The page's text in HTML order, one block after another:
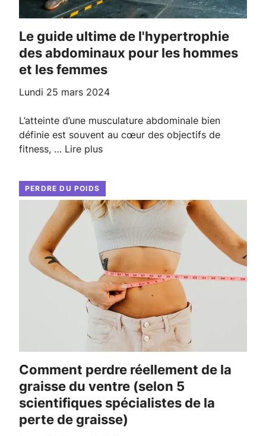
Le guide ultime de l'hypertrophie
des abdominaux pour les hommes
et les femmes
lundi 25 mars 2024
L’atteinte d’une musculature abdominale bien
définie est souvent au cœur des objectifs de
fitness, … Lire plus
PERDRE DU POIDS
Comment perdre réellement de la
graisse du ventre (selon 5
scientifiques spécialistes de la
perte de graisse)